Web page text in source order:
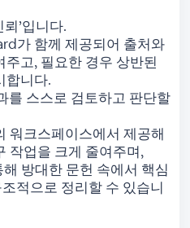
’입니다.
가 함께 제공되어 출처와
고, 필요한 경우 상반된
합니다.
를 스스로 검토하고 판단할
워크스페이스에서 제공해
작업을 크게 줄여주며,
방대한 문헌 속에서 핵심
적으로 정리할 수 있습니